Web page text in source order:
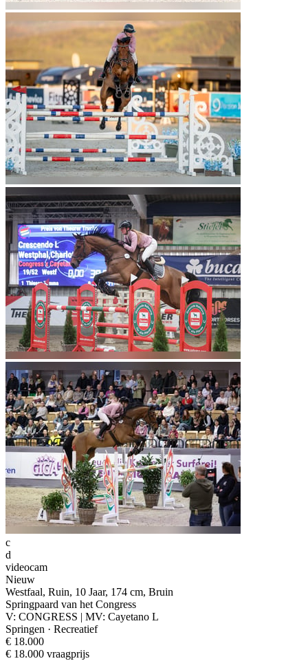
c
d
videocam
Nieuw
Westfaal, Ruin, 10 Jaar, 174 cm, Bruin
Springpaard van het Congress
V: CONGRESS | MV: Cayetano L
Springen · Recreatief
€ 18.000
€ 18.000 vraagprijs